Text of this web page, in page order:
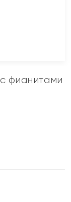
фианитами